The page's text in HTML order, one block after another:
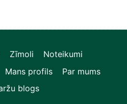
Zīmoli
Noteikumi
Mans profils
Par mums
blogs